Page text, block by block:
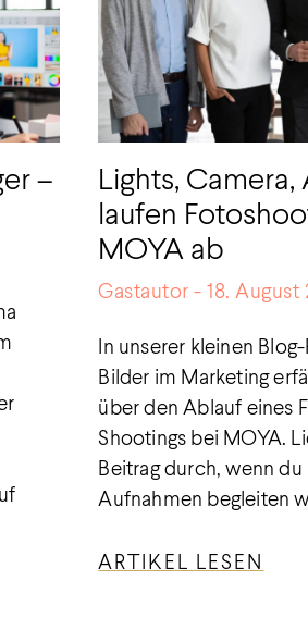
–
Lights, Camera,
laufen
MOYA ab
Gastautor 18. August
In unserer kleinen
Bilder im Marketing
über den Ablauf eines
Shootings bei MOYA.
Beitrag durch, wenn du
Aufnahmen begleiten
ARTIKEL LESEN